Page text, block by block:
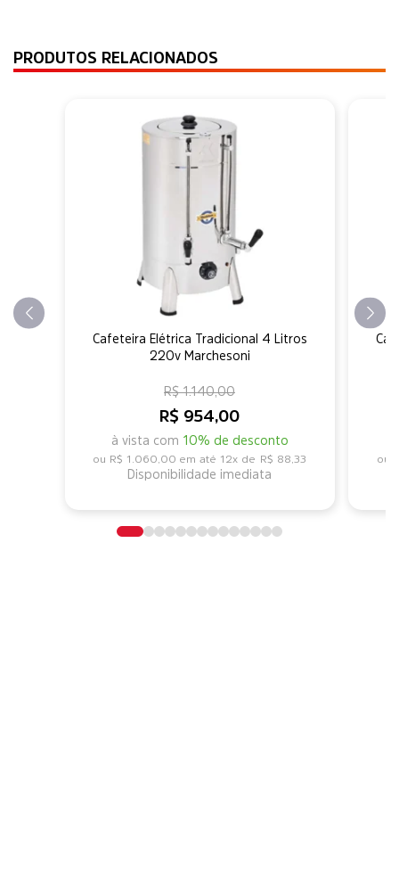
PRODUTOS RELACIONADOS
Cafeteira Elétrica Tradicional 4 Litros
220v Marchesoni
R$ 954,00
à vista com 10% de desconto
R$ 1.140,00
R$ 1.060,00 12x de R$ 88,33
Disponibilidade imediata